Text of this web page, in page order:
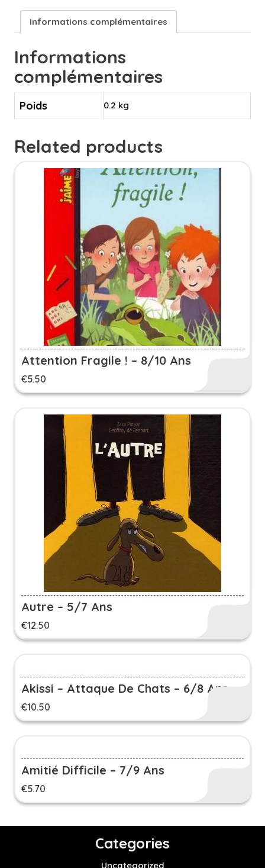
Informations complémentaires
Informations
complémentaires
Poids 0.2 kg
Related products
Attention Fragile ! – 8/10 Ans
€5.50
Autre – 5/7 Ans
€12.50
Akissi – Attaque De Chats – 6/8 Ans
€10.50
Amitié Difficile – 7/9 Ans
€5.70
Categories
Uncategorized